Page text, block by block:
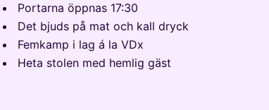
Portarna öppnas 17:30
Det bjuds på mat och kall dryck
Femkamp i lag á la VDx
Heta stolen med hemlig gäst